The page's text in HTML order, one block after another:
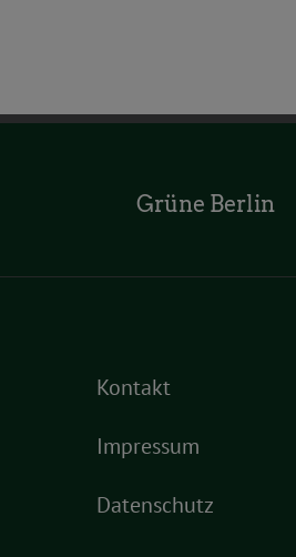
Grüne Berlin
Kontakt
Impressum
Datenschutz